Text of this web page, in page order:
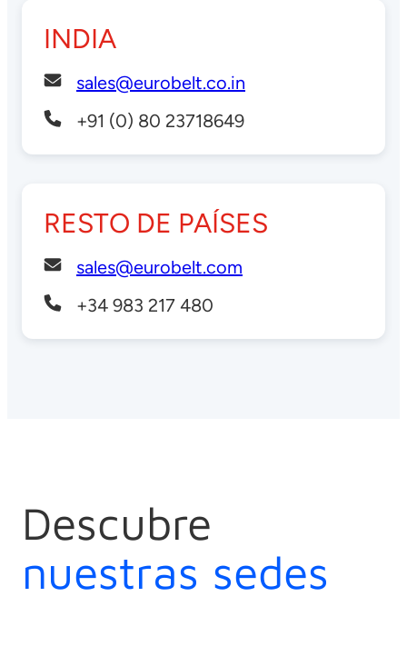
INDIA
sales@eurobelt.co.in
+91 (0) 80 23718649
RESTO DE PAÍSES
sales@eurobelt.com
+34 983 217 480
Descubre
nuestras sedes